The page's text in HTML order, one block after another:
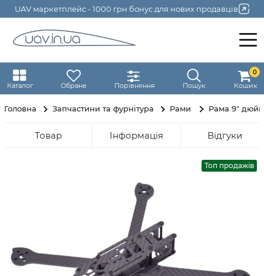
UAV маркетплейс - 1000 грн бонус для нових продавців
Каталог Обране Порівняння Пошук Кошик
0
Головна Запчастини та фурнітура Рами Рама 9"
Товар Інформація Відгуки
Топ продажів